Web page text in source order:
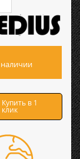
наличии
Купить в 1
клик